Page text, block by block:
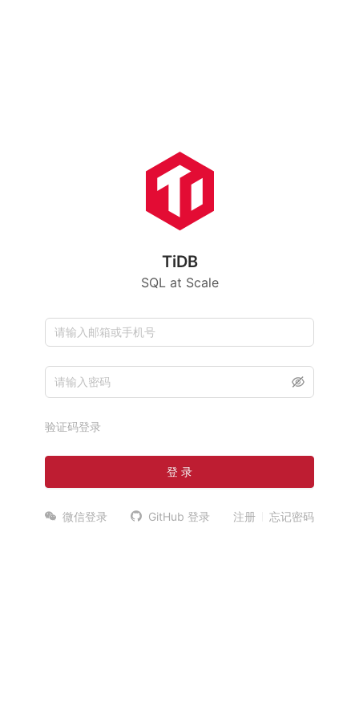
TiDB
SQL at Scale
验证码登录
登 录
微信登录 GitHub 登录 注册 忘记密码